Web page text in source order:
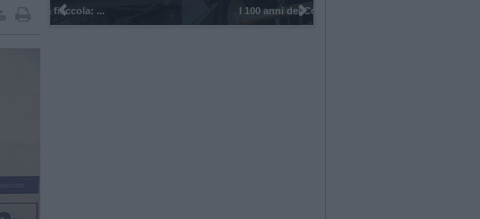
I 100 anni del Corpo Musicale di